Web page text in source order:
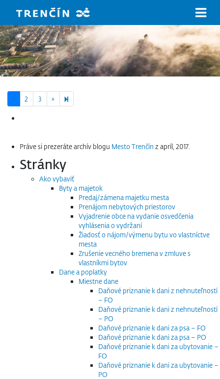
1 2 3 » Next page
4
Práve si prezeráte archív blogu Mesto Trenčín z apríl, 2017.
Stránky
Ako vybaviť
Byty a majetok
Predaj/zámena majetku mesta
Prenájom nebytových priestorov
Vyjadrenie obce na vydanie osvedčenia
vyhlásenia o vydržaní
Žiadosť o nájom/výmenu bytu vo vlastníctve
mesta
Zrušenie vecného bremena v zmluve s
vlastníkmi bytov
Dane a poplatky
Miestne dane
Daňové priznanie k dani z nehnuteľností
– FO
Daňové priznanie k dani z nehnuteľností
– PO
Daňové priznanie k dani za psa – FO
Daňové priznanie k dani za psa – PO
Daňové priznanie k dani za ubytovanie –
FO
Daňové priznanie k dani za ubytovanie –
PO